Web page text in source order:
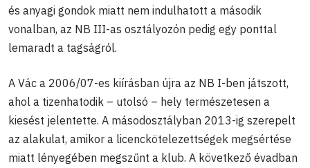
és anyagi gondok miatt nem indulhatott a második
vonalban, az NB III-as osztályozón pedig egy ponttal
lemaradt a tagságról.
A Vác a 2006/07-es kiírásban újra az NB I-ben játszott,
ahol a tizenhatodik – utolsó – hely természetesen a
kiesést jelentette. A másodosztályban 2013-ig szerepelt
az alakulat, amikor a licenckötelezettségek megsértése
miatt lényegében megszűnt a klub. A következő évadban